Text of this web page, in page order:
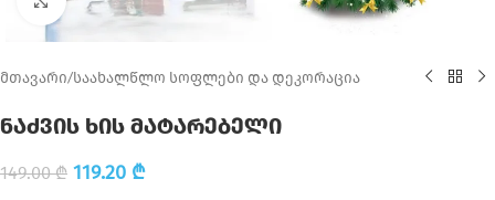
მთავარი/საახალწლო სოფლები და დეკორაცია
ნაძვის ხის მატარებელი
149.00₾ 119.20 ₾